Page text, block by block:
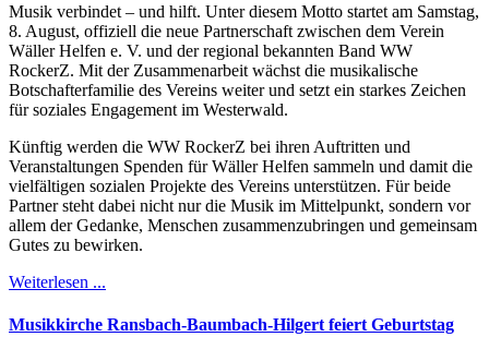
Musik verbindet – und hilft. Unter diesem Motto startet am Samstag,
8. August, offiziell die neue Partnerschaft zwischen dem Verein
Wäller Helfen e. V. und der regional bekannten Band WW
RockerZ. Mit der Zusammenarbeit wächst die musikalische
Botschafterfamilie des Vereins weiter und setzt ein starkes Zeichen
für soziales Engagement im Westerwald.
Künftig werden die WW RockerZ bei ihren Auftritten und
Veranstaltungen Spenden für Wäller Helfen sammeln und damit die
vielfältigen sozialen Projekte des Vereins unterstützen. Für beide
Partner steht dabei nicht nur die Musik im Mittelpunkt, sondern vor
allem der Gedanke, Menschen zusammenzubringen und gemeinsam
Gutes zu bewirken.
Weiterlesen ...
Musikkirche Ransbach-Baumbach-Hilgert feiert Geburtstag